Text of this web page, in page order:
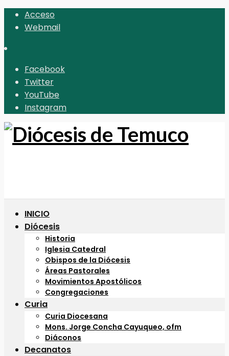
Acceso
Webmail
Facebook
Twitter
YouTube
Instagram
INICIO
Diócesis
Historia
Iglesia Catedral
Obispos de la Diócesis
Áreas Pastorales
Movimientos Apostólicos
Congregaciones
Curia
Curia Diocesana
Mons. Jorge Concha Cayuqueo, ofm
Diáconos
Decanatos